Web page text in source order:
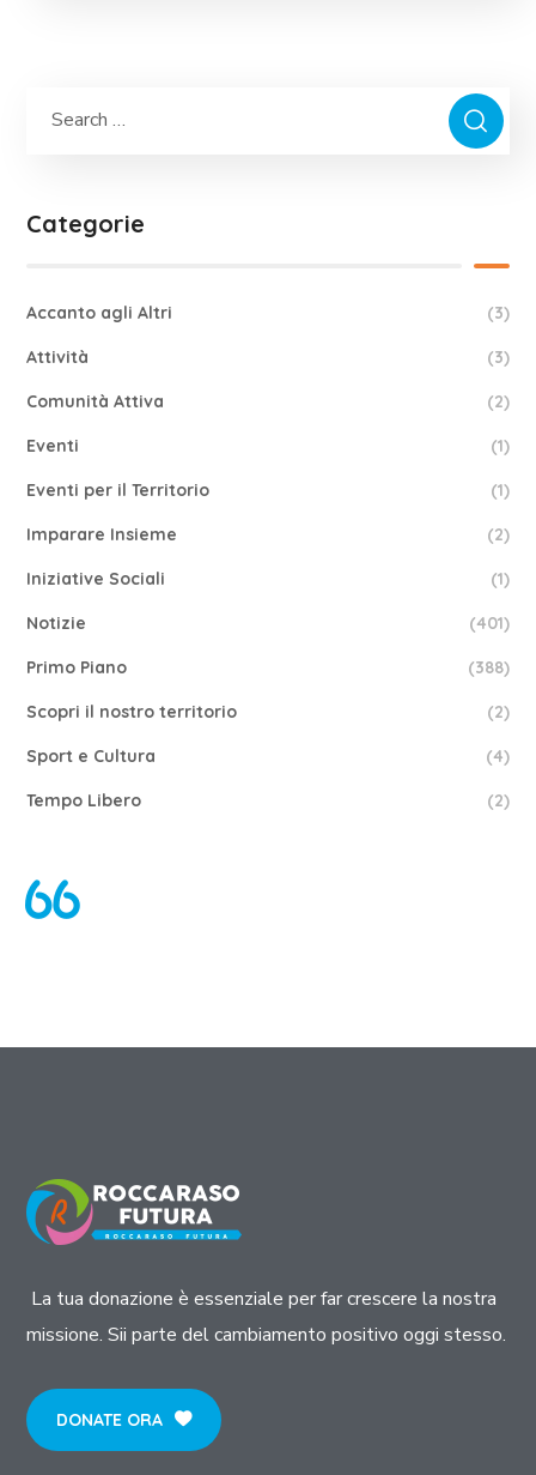
Categorie
Accanto agli Altri (3)
Attività (3)
Comunità Attiva (2)
Eventi (1)
Eventi per il Territorio (1)
Imparare Insieme (2)
Iniziative Sociali (1)
Notizie (401)
Primo Piano (388)
Scopri il nostro territorio (2)
Sport e Cultura (4)
Tempo Libero (2)
La tua donazione è essenziale per far crescere la nostra
missione. Sii parte del cambiamento positivo oggi stesso.
DONATE ORA